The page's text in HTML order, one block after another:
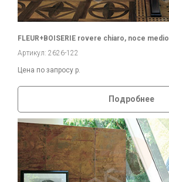
FLEUR+BOISERIE rovere chiaro, noce medio
Артикул: 2626-122
Цена по запросу р.
Подробнее